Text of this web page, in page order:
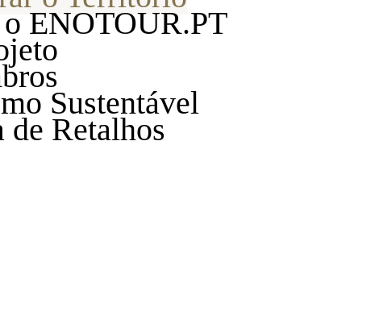
o ENOTOUR.PT
Sustentável
de Retalhos